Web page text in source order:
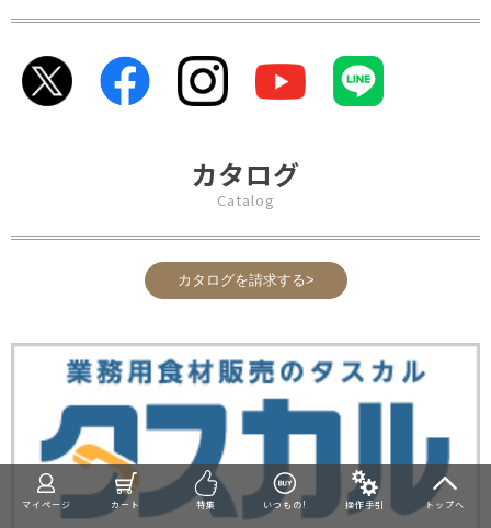
カタログ
Catalog
カタログを請求する>
マイページ カート 特集 いつもの! 操作手引 トップへ